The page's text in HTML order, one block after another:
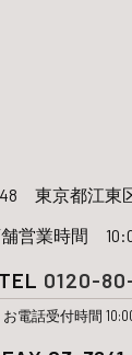
東京都江東
営業時間
TEL 0120-
お電話受付時間